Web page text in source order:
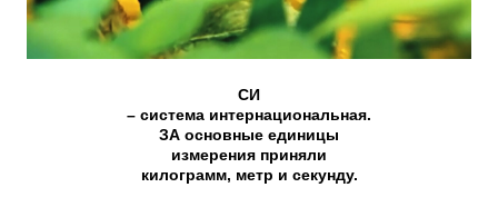
СИ
– система интернациональная.
ЗА основные единицы
измерения приняли
килограмм, метр и секунду.